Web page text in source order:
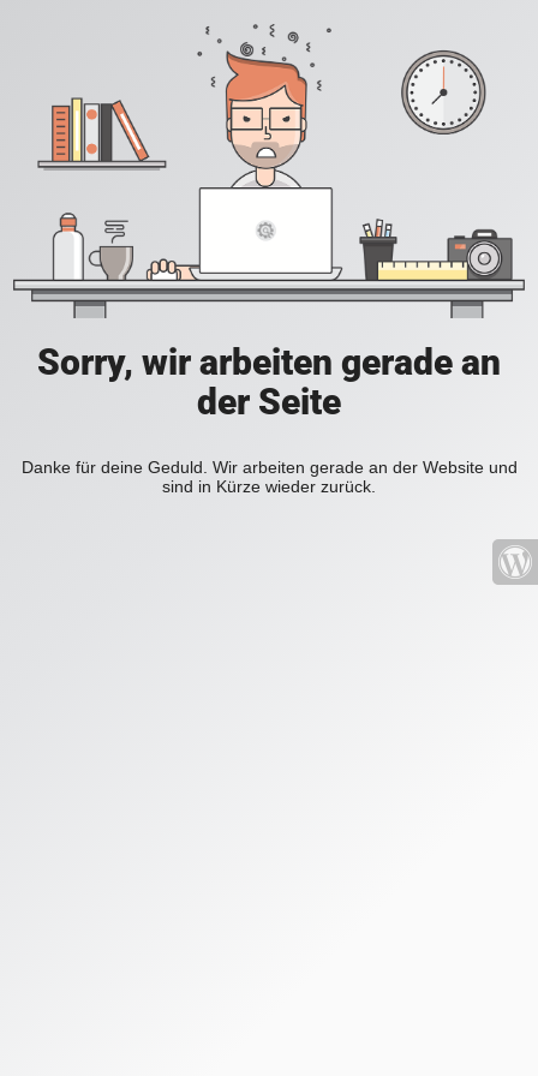
Sorry, wir arbeiten gerade an
der Seite
Danke für deine Geduld. Wir arbeiten gerade an der Website und
sind in Kürze wieder zurück.